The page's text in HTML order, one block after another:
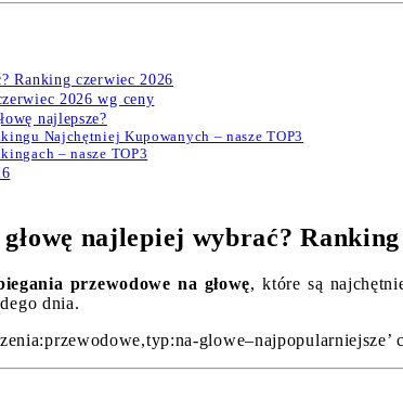
Ranking czerwiec 2026
2026 wg ceny
najlepsze?
Najchętniej Kupowanych – nasze TOP3
– nasze TOP3
najlepiej wybrać?
przewodowe na głowę, które są
dnia.
glowe–najpopularniejsze’